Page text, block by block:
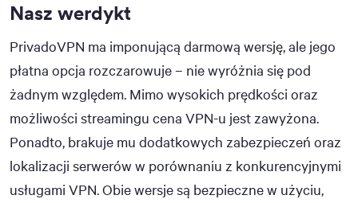
Nasz werdykt
PrivadoVPN ma imponującą darmową wersję, ale jego
płatna opcja rozczarowuje – nie wyróżnia się pod
żadnym względem. Mimo wysokich prędkości oraz
możliwości streamingu cena VPN-u jest zawyżona.
Ponadto, brakuje mu dodatkowych zabezpieczeń oraz
lokalizacji serwerów w porównaniu z konkurencyjnymi
usługami VPN. Obie wersje są bezpieczne w użyciu,